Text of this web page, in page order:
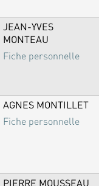
JEAN-YVES
MONTEAU
Fiche personnelle
AGNES MONTILLET
Fiche personnelle
PIERRE MOUSSEAU